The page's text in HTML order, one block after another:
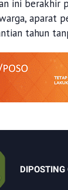
ini berakhir
aparat
tahun
DIPOSTING